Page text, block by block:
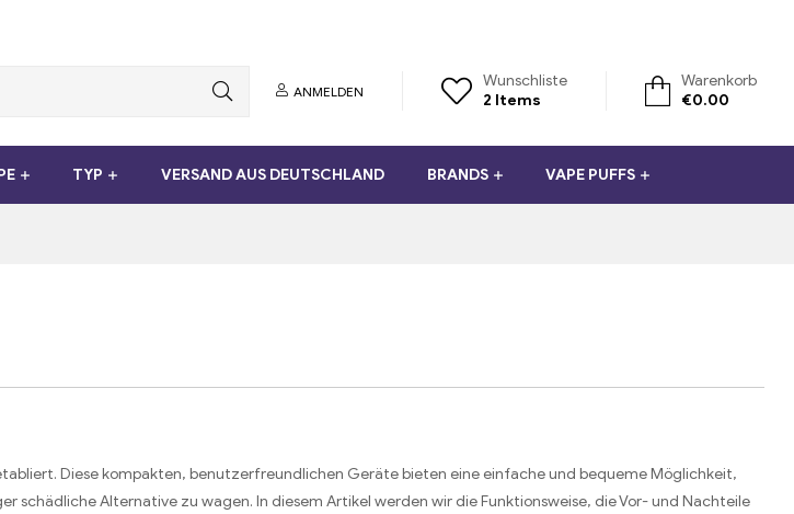
ANMELDEN
Wunschliste
2 Items
Warenkorb
€0.00
TYP VERSAND AUS DEUTSCHLAND BRANDS VAPE PUFFS
Diese kompakten, benutzerfreundlichen Geräte bieten eine einfache und bequeme Möglichkeit,
Alternative zu wagen. In diesem Artikel werden wir die Funktionsweise, die Vor- und Nachteile